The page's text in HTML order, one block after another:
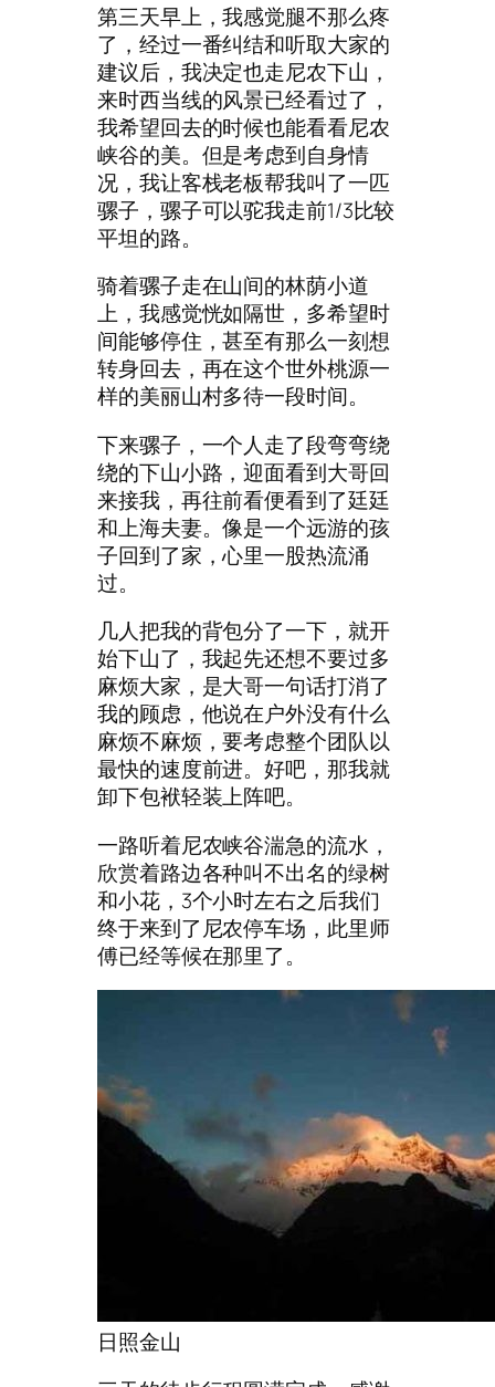
第三天早上，我感觉腿不那么疼
了，经过一番纠结和听取大家的
建议后，我决定也走尼农下山，
来时西当线的风景已经看过了，
我希望回去的时候也能看看尼农
峡谷的美。但是考虑到自身情
况，我让客栈老板帮我叫了一匹
骡子，骡子可以驼我走前1/3比较
平坦的路。
骑着骡子走在山间的林荫小道
上，我感觉恍如隔世，多希望时
间能够停住，甚至有那么一刻想
转身回去，再在这个世外桃源一
样的美丽山村多待一段时间。
下来骡子，一个人走了段弯弯绕
绕的下山小路，迎面看到大哥回
来接我，再往前看便看到了廷廷
和上海夫妻。像是一个远游的孩
子回到了家，心里一股热流涌
过。
几人把我的背包分了一下，就开
始下山了，我起先还想不要过多
麻烦大家，是大哥一句话打消了
我的顾虑，他说在户外没有什么
麻烦不麻烦，要考虑整个团队以
最快的速度前进。好吧，那我就
卸下包袱轻装上阵吧。
一路听着尼农峡谷湍急的流水，
欣赏着路边各种叫不出名的绿树
和小花，3个小时左右之后我们
终于来到了尼农停车场，此里师
傅已经等候在那里了。
日照金山